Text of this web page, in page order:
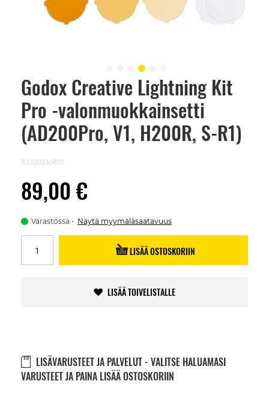
Godox Creative Lightning Kit
Pro -valonmuokkainsetti
(AD200Pro, V1, H200R, S-R1)
1000D230801
89,00 €
Varastossa Näytä myymäläsaatavuus
LISÄÄ OSTOSKORIIN
LISÄÄ TOIVELISTALLE
LISÄVARUSTEET JA PALVELUT - VALITSE HALUAMASI
VARUSTEET JA PAINA LISÄÄ OSTOSKORIIN
Skip
beginning
images